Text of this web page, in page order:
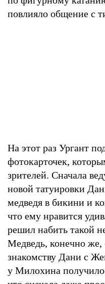
повлияло общение с
На этот раз Ургант
фотокарточек,
зрителей. Сначала
новой татуировки
медведя в бикини и
что ему нравится
решил набить такой
Медведь, конечно же,
знакомству Дани с
у Милохина